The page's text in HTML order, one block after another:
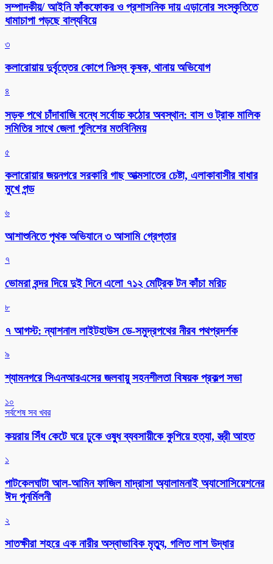
সম্পাদকীয়/ আইনি ফাঁকফোকর ও প্রশাসনিক দায় এড়ানোর সংস্কৃতিতে
ধামাচাপা পড়ছে বাল্যবিয়ে
৩
কলারোয়ায় দুর্বৃত্তের কোপে নিঃস্ব কৃষক, থানায় অভিযোগ
৪
সড়ক পথে চাঁদাবাজি বন্ধে সর্বোচ্চ কঠোর অবস্থান: বাস ও ট্রাক মালিক
সমিতির সাথে জেলা পুলিশের মতবিনিময়
৫
কলারোয়ার জয়নগরে সরকারি গাছ আত্মসাতের চেষ্টা, এলাকাবাসীর বাধার
মুখে পন্ড
৬
আশাশুনিতে পৃথক অভিযানে ৩ আসামি গ্রেপ্তার
৭
ভোমরা বন্দর দিয়ে দুই দিনে এলো ৭১২ মেট্রিক টন কাঁচা মরিচ
৮
৭ আগস্ট: ন্যাশনাল লাইটহাউস ডে-সমুদ্রপথের নীরব পথপ্রদর্শক
৯
শ্যামনগরে সিএনআরএসের জলবায়ু সহনশীলতা বিষয়ক প্রকল্প সভা
১০
সর্বশেষ সব খবর
কয়রায় সিঁধ কেটে ঘরে ঢুকে ওষুধ ব্যবসায়ীকে কুপিয়ে হত্যা, স্ত্রী আহত
১
পাটকেলঘাটা আল-আমিন ফাজিল মাদ্রাসা অ্যালামনাই অ্যাসোসিয়েশনের
ঈদ পুনর্মিলনী
২
সাতক্ষীরা শহরে এক নারীর অস্বাভাবিক মৃত্যু, গলিত লাশ উদ্ধার